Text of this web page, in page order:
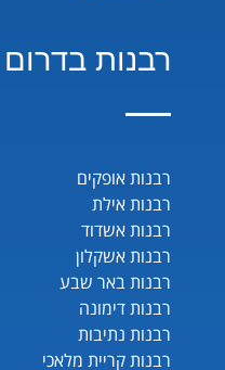
רבנות בדרום
רבנות אופקים
רבנות אילת
רבנות אשדוד
רבנות אשקלון
רבנות באר שבע
רבנות דימונה
רבנות נתיבות
רבנות קריית מלאכי